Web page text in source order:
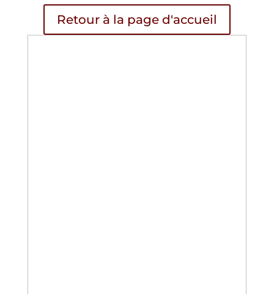
Retour à la page d'accueil